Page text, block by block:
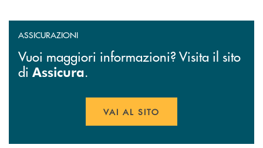
ASSICURAZIONI
Vuoi maggiori informazioni? Visita il sito
di Assicura.
VAI AL SITO